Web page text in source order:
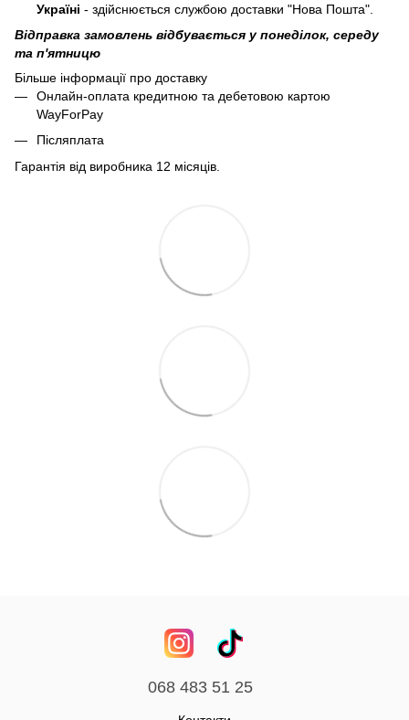
Україні - здійснюється службою доставки "Нова Пошта".
Відправка замовлень відбувається у понеділок, середу
та п'ятницю
Більше інформації про доставку
Онлайн-оплата кредитною та дебетовою картою
WayForPay
Післяплата
Гарантія від виробника 12 місяців.
068 483 51 25